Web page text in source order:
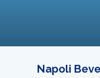
Napoli